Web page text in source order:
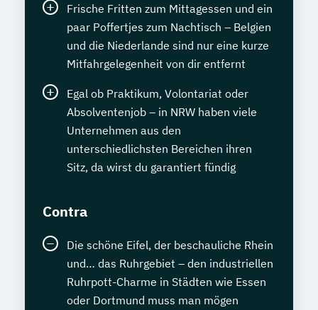
Frische Fritten zum Mittagessen und ein
paar Poffertjes zum Nachtisch – Belgien
und die Niederlande sind nur eine kurze
Mitfahrgelegenheit von dir entfernt
Egal ob Praktikum, Volontariat oder
Absolventenjob – in NRW haben viele
Unternehmen aus den
unterschiedlichsten Bereichen ihren
Sitz, da wirst du garantiert fündig
Contra
Die schöne Eifel, der beschauliche Rhein
und… das Ruhrgebiet – den industriellen
Ruhrpott-Charme in Städten wie Essen
oder Dortmund muss man mögen